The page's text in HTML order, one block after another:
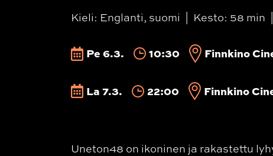
Kieli: Englanti, suomi
Kesto: 58 min
Pe 6.3. 10:30 Finnkino
La 7.3. 22:00 Finnkino
Uneton48 on ikoninen ja rakastettu